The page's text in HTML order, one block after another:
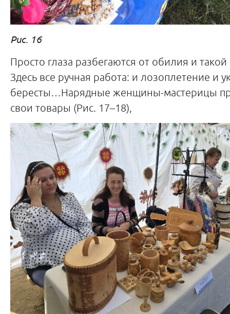
Рис. 16
Просто глаза разбегаются от обилия и
Здесь все ручная работа: и лозоплетение и
бересты…Нарядные женщины-мастерицы
свои товары (Рис. 17–18),